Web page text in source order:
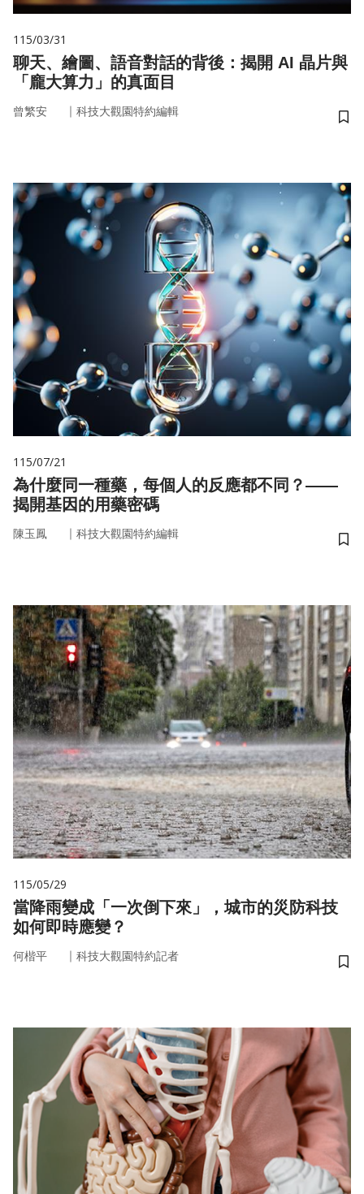
115/03/31
聊天、繪圖、語音對話的背後：揭開 AI 晶片與
「龐大算力」的真面目
曾繁安 ｜ 科技大觀園特約編輯
儲
115/07/21
為什麼同一種藥，每個人的反應都不同？——
揭開基因的用藥密碼
陳玉鳳 ｜ 科技大觀園特約編輯
儲
115/05/29
當降雨變成「一次倒下來」，城市的災防科技
如何即時應變？
何楷平 ｜ 科技大觀園特約記者
儲